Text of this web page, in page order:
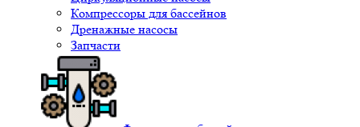
Компрессоры для бассейнов
Дренажные насосы
Запчасти